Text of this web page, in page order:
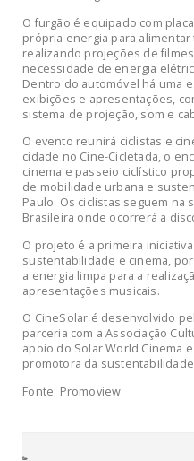
O furgão é equipado com
própria energia para
realizando projeções de
necessidade de energia
Dentro do automóvel há uma
exibições e apresentações,
sistema de projeção, som e
O evento reunirá ciclistas e
cidade no Cine-Cicletada, o
cinema e passeio ciclístico
de mobilidade urbana e
Paulo. Os ciclistas seguem na
Brasileira onde ocorrerá a
O projeto é a primeira
sustentabilidade e cinema,
a energia limpa para a
apresentações musicais.
O CineSolar é desenvolvido
parceria com a Associação
apoio do Solar World Cinema
promotora da
Fonte: Promoview